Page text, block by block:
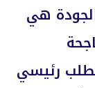
هي
رئيسي